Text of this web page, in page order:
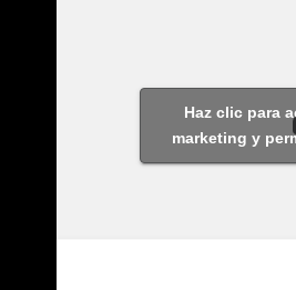
Haz clic para
marketing y